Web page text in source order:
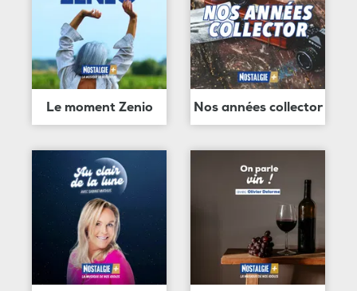
Le moment Zenio Nos années collector